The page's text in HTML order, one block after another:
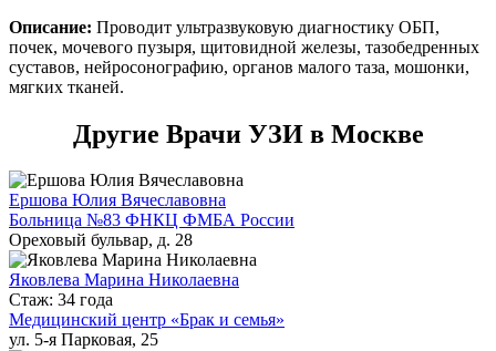
Описание: Проводит ультразвуковую диагностику ОБП,
почек, мочевого пузыря, щитовидной железы, тазобедренных
суставов, нейросонографию, органов малого таза, мошонки,
мягких тканей.
Другие Врачи УЗИ в Москве
Ершова Юлия Вячеславовна
Больница №83 ФНКЦ ФМБА России
Ореховый бульвар, д. 28
Яковлева Марина Николаевна
Стаж: 34 года
Медицинский центр «Брак и семья»
ул. 5-я Парковая, 25